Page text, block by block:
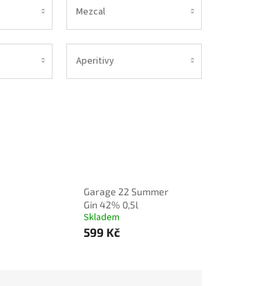
Mezcal
Aperitivy
Garage 22 Summer
Gin 42% 0,5l
Skladem
599 Kč